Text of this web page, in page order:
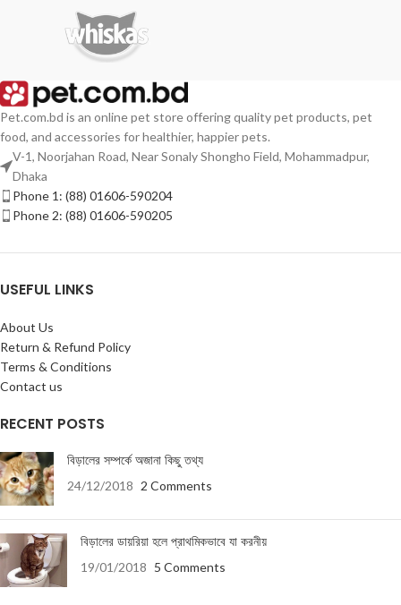
Pet.com.bd is an online pet store offering quality pet products, pet
food, and accessories for healthier, happier pets.
V-1, Noorjahan Road, Near Sonaly Shongho Field, Mohammadpur,
Dhaka
Phone 1: (88) 01606-590204
Phone 2: (88) 01606-590205
USEFUL LINKS
About Us
Return & Refund Policy
Terms & Conditions
Contact us
RECENT POSTS
বিড়ালের সম্পর্কে অজানা কিছু তথ্য
24/12/2018 2 Comments
বিড়ালের ডায়রিয়া হলে প্রাথমিকভাবে যা করনীয়
19/01/2018 5 Comments